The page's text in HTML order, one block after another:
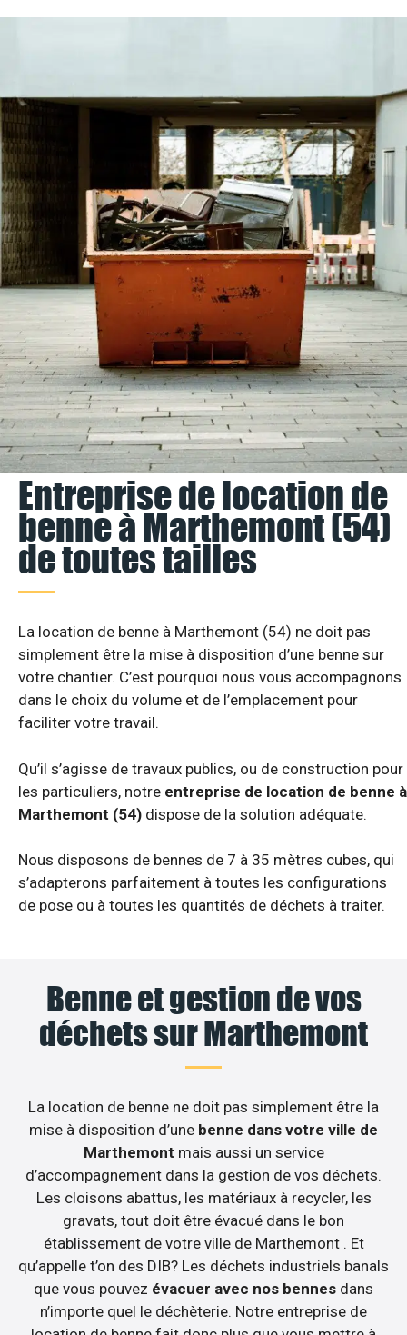
Entreprise de location de
benne à Marthemont (54)
de toutes tailles
La location de benne à Marthemont (54) ne doit pas
simplement être la mise à disposition d’une benne sur
votre chantier. C’est pourquoi nous vous accompagnons
dans le choix du volume et de l’emplacement pour
faciliter votre travail.
Qu’il s’agisse de travaux publics, ou de construction pour
les particuliers, notre entreprise de location de benne à
Marthemont (54) dispose de la solution adéquate.
Nous disposons de bennes de 7 à 35 mètres cubes, qui
s’adapterons parfaitement à toutes les configurations
de pose ou à toutes les quantités de déchets à traiter.
Benne et gestion de vos
déchets sur Marthemont
La location de benne ne doit pas simplement être la
mise à disposition d’une benne dans votre ville de
Marthemont mais aussi un service
d’accompagnement dans la gestion de vos déchets.
Les cloisons abattus, les matériaux à recycler, les
gravats, tout doit être évacué dans le bon
établissement de votre ville de Marthemont . Et
qu’appelle t’on des DIB? Les déchets industriels banals
que vous pouvez évacuer avec nos bennes dans
n’importe quel le déchèterie. Notre entreprise de